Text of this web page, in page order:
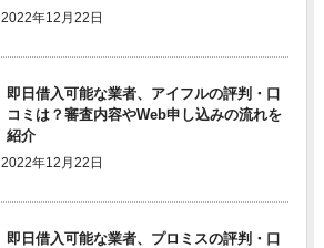
2022年12月22日
即日借入可能な業者、アイフルの評判・口
コミは？審査内容やWeb申し込みの流れを
紹介
2022年12月22日
即日借入可能な業者、プロミスの評判・口